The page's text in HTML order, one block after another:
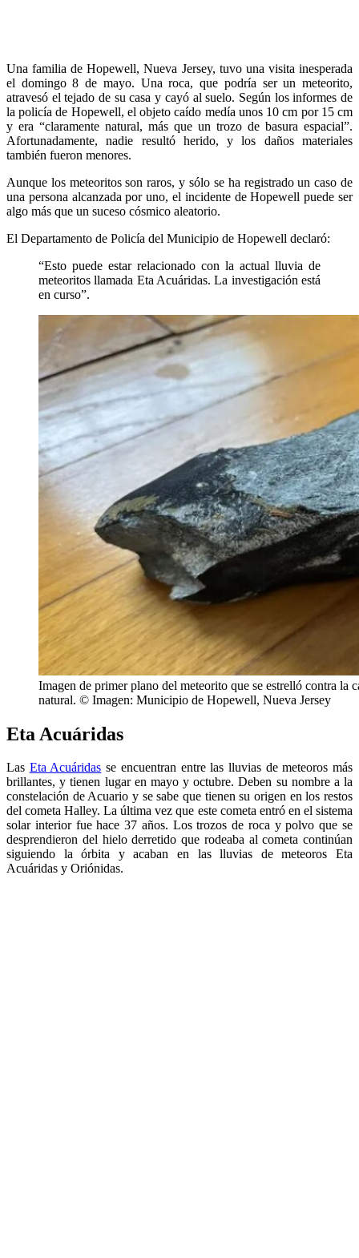
Una familia de Hopewell, Nueva Jersey, tuvo una visita inesperada
el domingo 8 de mayo. Una roca, que podría ser un meteorito,
atravesó el tejado de su casa y cayó al suelo. Según los informes de
la policía de Hopewell, el objeto caído medía unos 10 cm por 15 cm
y era “claramente natural, más que un trozo de basura espacial”.
Afortunadamente, nadie resultó herido, y los daños materiales
también fueron menores.
Aunque los meteoritos son raros, y sólo se ha registrado un caso de
una persona alcanzada por uno, el incidente de Hopewell puede ser
algo más que un suceso cósmico aleatorio.
El Departamento de Policía del Municipio de Hopewell declaró:
“Esto puede estar relacionado con la actual lluvia de
meteoritos llamada Eta Acuáridas. La investigación está
en curso”.
Imagen de primer plano del meteorito que se estrelló contra la
natural. © Imagen: Municipio de Hopewell, Nueva Jersey
Eta Acuáridas
Las Eta Acuáridas se encuentran entre las lluvias de meteoros más
brillantes, y tienen lugar en mayo y octubre. Deben su nombre a la
constelación de Acuario y se sabe que tienen su origen en los restos
del cometa Halley. La última vez que este cometa entró en el sistema
solar interior fue hace 37 años. Los trozos de roca y polvo que se
desprendieron del hielo derretido que rodeaba al cometa continúan
siguiendo la órbita y acaban en las lluvias de meteoros Eta
Acuáridas y Oriónidas.